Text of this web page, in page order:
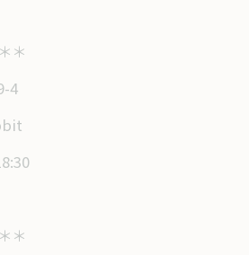
＊
4
＊